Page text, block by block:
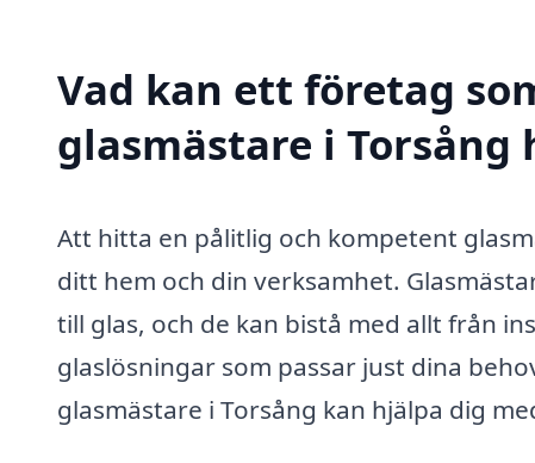
Vad kan ett företag
glasmästare i
Att hitta en pålitlig och kompetent
ditt hem och din verksamhet.
till glas, och de kan bistå med allt från
glaslösningar som passar just dina
glasmästare i Torsång kan hjälpa dig